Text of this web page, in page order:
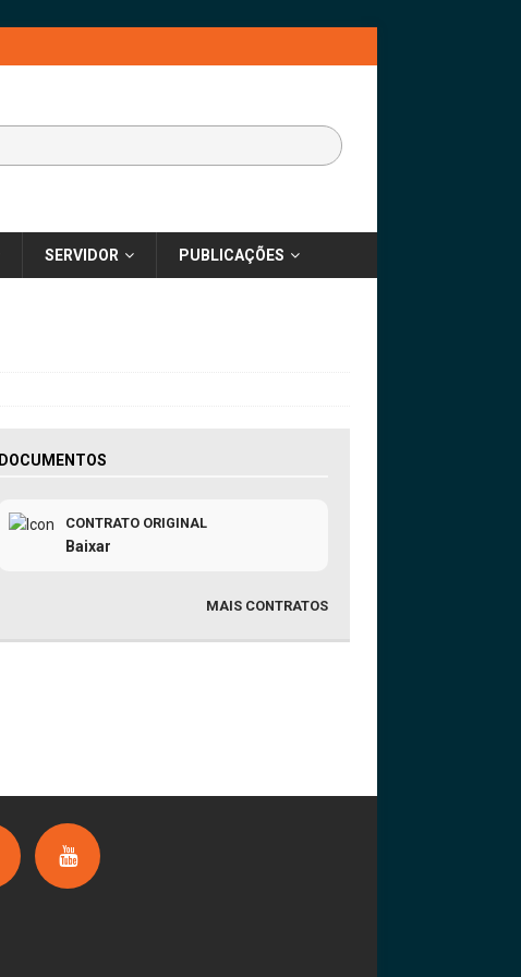
SERVIDOR PUBLICAÇÕES
DOCUMENTOS
CONTRATO ORIGINAL
Baixar
MAIS CONTRATOS